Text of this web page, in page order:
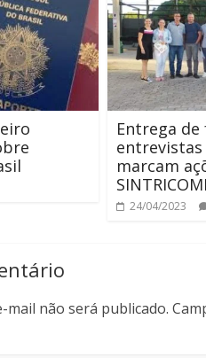
Entrega
marcam
24/04/2023
mail não será publicado.